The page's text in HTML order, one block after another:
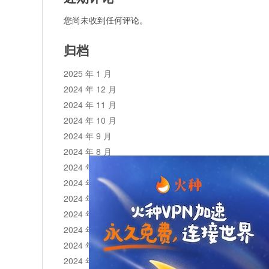
您尚未收到任何评论。
归档
2025 年 1 月
2024 年 12 月
2024 年 11 月
2024 年 10 月
2024 年 9 月
2024 年 8 月
2024 年 7 月
2024 年 6 月
2024 年 5 月
2024 年 4 月
2024 年 3 月
2024 年 2 月
2024 年 1 月